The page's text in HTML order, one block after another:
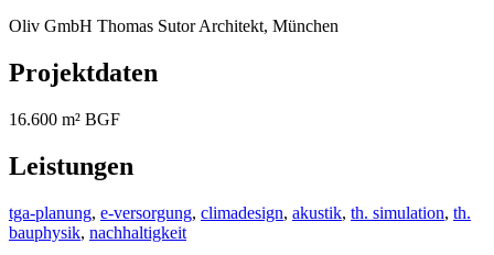
Oliv GmbH Thomas Sutor Architekt, München
Projektdaten
16.600 m² BGF
Leistungen
tga-planung, e-versorgung, climadesign, akustik, th. simulation, th.
bauphysik, nachhaltigkeit